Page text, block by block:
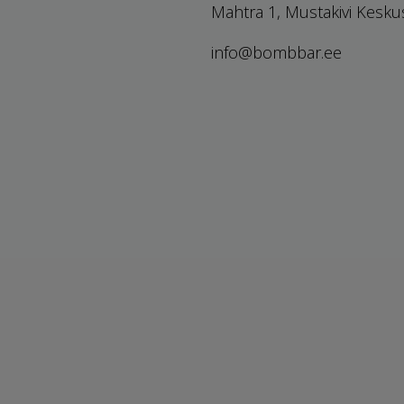
Mahtra 1, Mustakivi
info@bombbar.ee